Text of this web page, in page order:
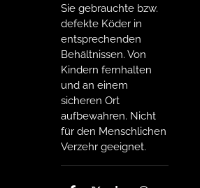
Sie gebrauchte bzw.
defekte Köder in
entsprechenden
Behältnissen. Von
Kindern fernhalten
und an einem
sicheren Ort
aufbewahren. Nicht
für den Menschlichen
Verzehr geeignet.